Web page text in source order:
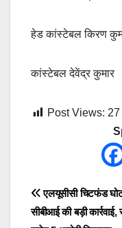
हेड कांस्टेबल किरण
कांस्टेबल देवेंद्र कुमार
Post Views: 27
Post
एलयूसीसी चिटफंड
सीबीआई की बड़ी कार्रवाई,